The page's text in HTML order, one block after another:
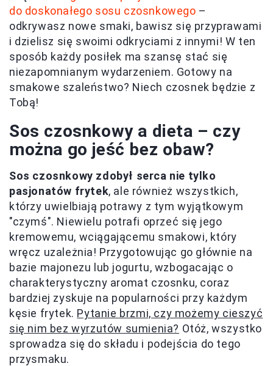
do doskonałego sosu czosnkowego –
odkrywasz nowe smaki, bawisz się przyprawami
i dzielisz się swoimi odkryciami z innymi! W ten
sposób każdy posiłek ma szansę stać się
niezapomnianym wydarzeniem. Gotowy na
smakowe szaleństwo? Niech czosnek będzie z
Tobą!
Sos czosnkowy a dieta – czy
można go jeść bez obaw?
Sos czosnkowy zdobył serca nie tylko
pasjonatów frytek, ale również wszystkich,
którzy uwielbiają potrawy z tym wyjątkowym
"czymś". Niewielu potrafi oprzeć się jego
kremowemu, wciągającemu smakowi, który
wręcz uzależnia! Przygotowując go głównie na
bazie majonezu lub jogurtu, wzbogacając o
charakterystyczny aromat czosnku, coraz
bardziej zyskuje na popularności przy każdym
kęsie frytek. Pytanie brzmi, czy możemy cieszyć
się nim bez wyrzutów sumienia? Otóż, wszystko
sprowadza się do składu i podejścia do tego
przysmaku.